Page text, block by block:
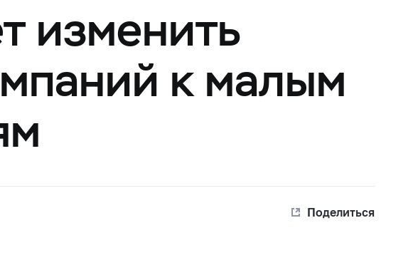
изменить
к малым
Поделиться